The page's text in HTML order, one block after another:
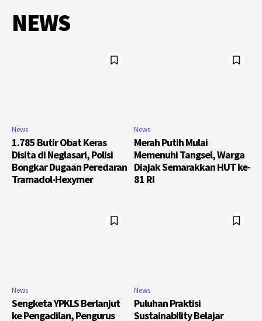
NEWS
News
1.785 Butir Obat Keras
Disita di Neglasari, Polisi
Bongkar Dugaan Peredaran
Tramadol-Hexymer
News
Merah Putih Mulai
Memenuhi Tangsel, Warga
Diajak Semarakkan HUT ke-
81 RI
News
Sengketa YPKLS Berlanjut
ke Pengadilan, Pengurus
News
Puluhan Praktisi
Sustainability Belajar